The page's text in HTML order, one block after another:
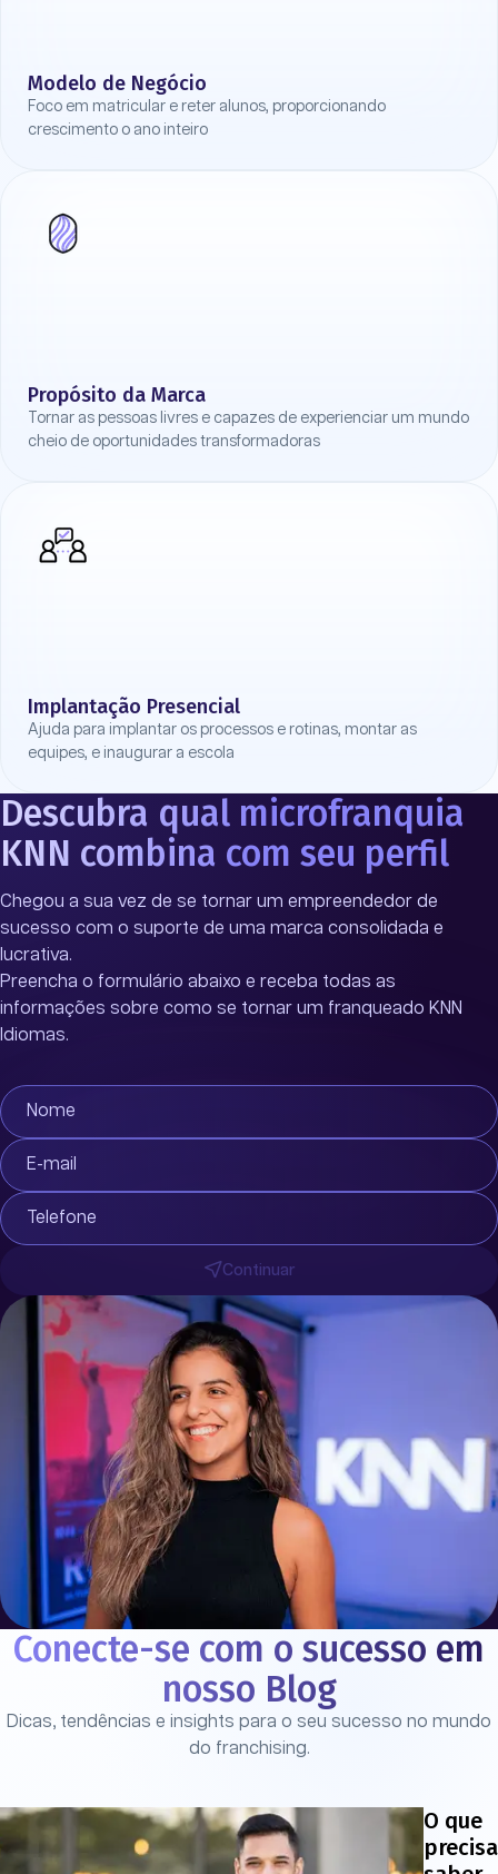
Modelo de Negócio
Foco em matricular e reter alunos, proporcionando
crescimento o ano inteiro
Propósito da Marca
Tornar as pessoas livres e capazes de experienciar um mundo
cheio de oportunidades transformadoras
Implantação Presencial
Ajuda para implantar os processos e rotinas, montar as
equipes, e inaugurar a escola
Descubra qual microfranquia
KNN combina com seu perfil
Chegou a sua vez de se tornar um empreendedor de
sucesso com o suporte de uma marca consolidada e
lucrativa.
Preencha o formulário abaixo e receba todas as
informações sobre como se tornar um franqueado KNN
Idiomas.
Nome
E-mail
Telefone
Continuar
Conecte-se com o sucesso em
nosso Blog
Dicas, tendências e insights para o seu sucesso no mundo
do franchising.
O que
precisa